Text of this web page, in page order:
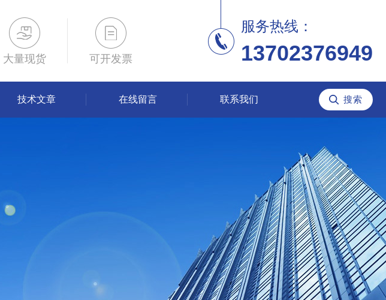
大量现货 可开发票
服务热线：
13702376949
技术文章 在线留言 联系我们